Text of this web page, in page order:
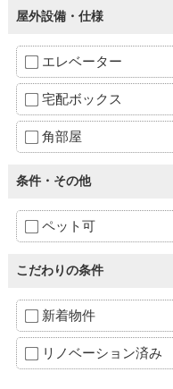
屋外設備・仕様
エレベーター
宅配ボックス
角部屋
条件・その他
ペット可
こだわりの条件
新着物件
リノベーション済み